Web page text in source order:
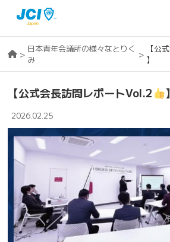
> 日本青年会議所の様々なとりく
み
>
【公
】
【公式会長訪問レポートVol.2 】
2026.02.25